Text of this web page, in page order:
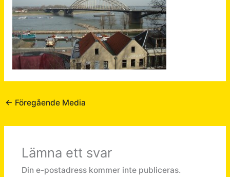
← Föregående Media
Lämna ett svar
Din e-postadress kommer inte publiceras.